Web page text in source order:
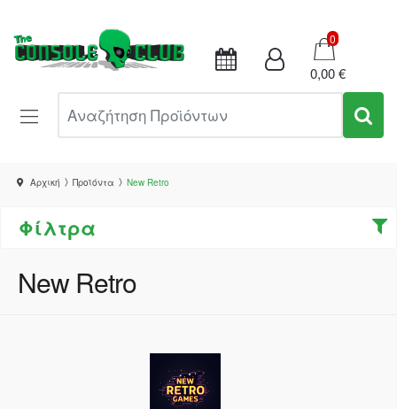
Καλάθι
0
0,00 €
Αρχική Προϊόντα New Retro
Φίλτρα
New Retro